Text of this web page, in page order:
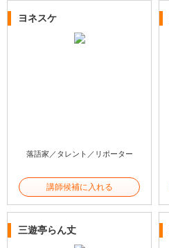
ヨネスケ
落語家／タレント／リポーター
講師候補に入れる
三遊亭らん丈